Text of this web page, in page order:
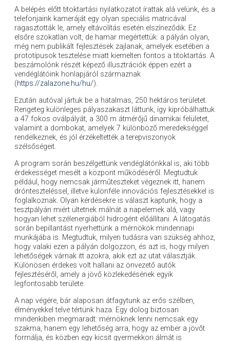
A belépés előtt titoktartási nyilatkozatot írattak alá velünk, és a
telefonjaink kameráját egy olyan speciális matricával
ragasztották le, amely eltávolítás esetén elszíneződik. Ez
elsőre szokatlan volt, de hamar megértettük: a pályán olyan,
még nem publikált fejlesztések zajlanak, amelyek esetében a
prototípusok tesztelése miatt kiemelten fontos a titoktartás. A
beszámolónk részét képező illusztrációk éppen ezért a
vendéglátóink honlapjáról származnak
(https://zalazone.hu/hu/).
Ezután autóval jártuk be a hatalmas, 250 hektáros területet.
Rengeteg különleges pályaszakaszt láttunk, így kipróbálhattuk
a 47 fokos oválpályát, a 300 m átmérőjű dinamikai felületet,
valamint a dombokat, amelyek 7 különböző meredekséggel
rendelkeznek, és jól érzékeltették a terepviszonyok
szélsőségeit.
A program során beszélgettünk vendéglátónkkal is, aki több
érdekességet mesélt a központ működéséről. Megtudtuk
például, hogy nemcsak járműteszteket végeznek itt, hanem
drónteszteléssel, illetve különféle innovációs fejlesztésekkel is
foglalkoznak. Olyan kérdésekre is választ kaptunk, hogy a
tesztpályán miért ültetnek málnát a napelemek alá, vagy
hogyan lehet szélenergiából hidrogént előállítani. A látogatás
során bepillantást nyerhettünk a mérnökök mindennapi
munkájába is. Megtudtuk, milyen tudásra van szükség ahhoz,
hogy valaki ezen a pályán dolgozzon, és azt is, hogy milyen
lehetőségek várnak itt azokra, akik ezt az utat választják.
Különösen érdekes volt hallani az önvezető autók
fejlesztéséről, amely a jövő közlekedésének egyik
legfontosabb területe.
A nap végére, bár alaposan átfagytunk az erős szélben,
élményekkel telve tértünk haza. Egy dolog biztosan
mindenkiben megmaradt: mérnöknek lenni nemcsak egy
szakma, hanem egy lehetőség arra, hogy az ember a jövőt
formálja, és közben egy kicsit gyermekkori álmát is